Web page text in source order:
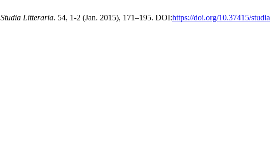
Studia Litteraria. 54, 1-2 (Jan. 2015), 171–195. DOI:https://doi.org/10.37415/